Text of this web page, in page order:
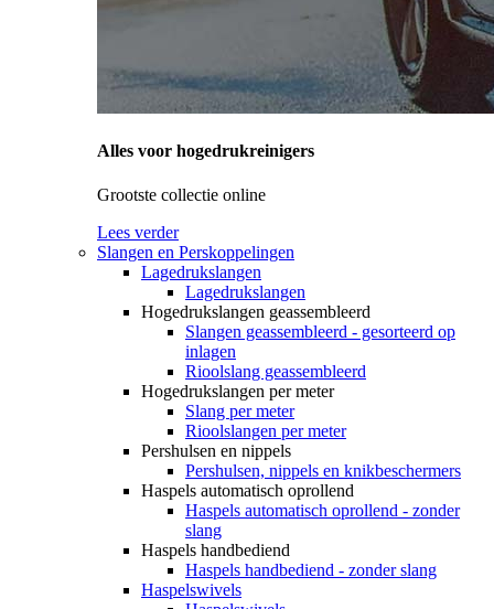
Alles voor hogedrukreinigers
Grootste collectie online
Lees verder
Slangen en Perskoppelingen
Lagedrukslangen
Lagedrukslangen
Hogedrukslangen geassembleerd
Slangen geassembleerd - gesorteerd op
inlagen
Rioolslang geassembleerd
Hogedrukslangen per meter
Slang per meter
Rioolslangen per meter
Pershulsen en nippels
Pershulsen, nippels en knikbeschermers
Haspels automatisch oprollend
Haspels automatisch oprollend - zonder
slang
Haspels handbediend
Haspels handbediend - zonder slang
Haspelswivels